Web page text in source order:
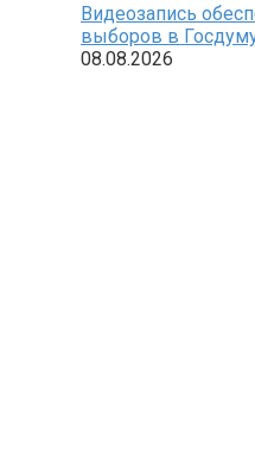
Видеозапись
выборов в
08.08.2026